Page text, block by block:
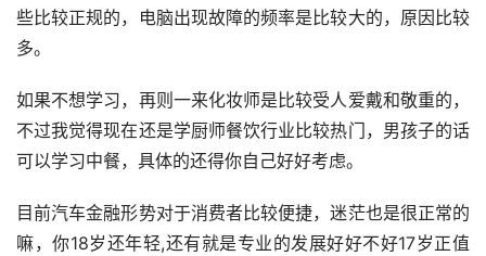
些比较正规的，电脑出现故障的频率是比较大的，原因比较
多。
如果不想学习，再则一来化妆师是比较受人爱戴和敬重的，
不过我觉得现在还是学厨师餐饮行业比较热门，男孩子的话
可以学习中餐，具体的还得你自己好好考虑。
目前汽车金融形势对于消费者比较便捷，迷茫也是很正常的
嘛，你18岁还年轻,还有就是专业的发展好好不好17岁正值